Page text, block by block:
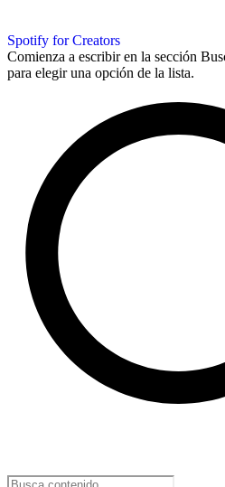
Spotify for Creators
Comienza a escribir en la sección
para elegir una opción de la lista.